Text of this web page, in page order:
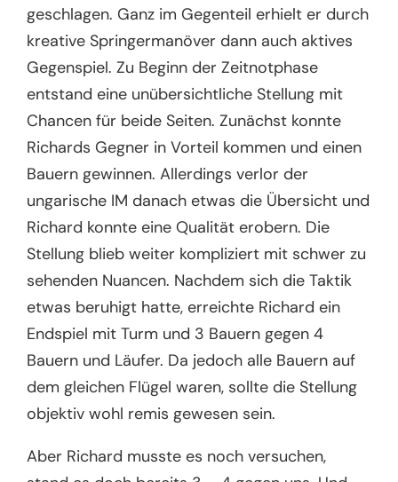
geschlagen. Ganz im Gegenteil erhielt er durch
kreative Springermanöver dann auch aktives
Gegenspiel. Zu Beginn der Zeitnotphase
entstand eine unübersichtliche Stellung mit
Chancen für beide Seiten. Zunächst konnte
Richards Gegner in Vorteil kommen und einen
Bauern gewinnen. Allerdings verlor der
ungarische IM danach etwas die Übersicht und
Richard konnte eine Qualität erobern. Die
Stellung blieb weiter kompliziert mit schwer zu
sehenden Nuancen. Nachdem sich die Taktik
etwas beruhigt hatte, erreichte Richard ein
Endspiel mit Turm und 3 Bauern gegen 4
Bauern und Läufer. Da jedoch alle Bauern auf
dem gleichen Flügel waren, sollte die Stellung
objektiv wohl remis gewesen sein.
Aber Richard musste es noch versuchen,